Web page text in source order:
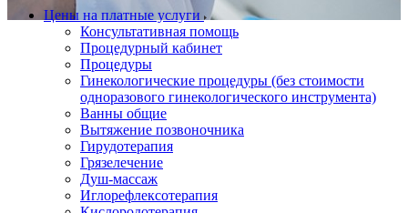
Цены на платные услуги
Консультативная помощь
Процедурный кабинет
Процедуры
Гинекологические процедуры (без стоимости
одноразового гинекологического инструмента)
Ванны общие
Вытяжение позвоночника
Гирудотерапия
Грязелечение
Душ-массаж
Иглорефлексотерапия